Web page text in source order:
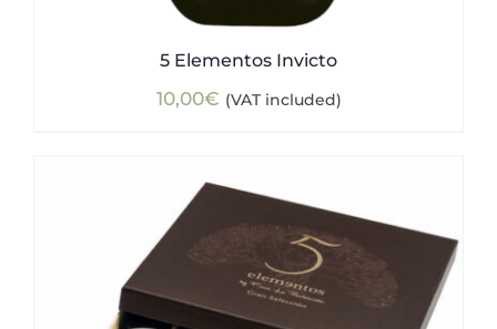
5 Elementos Invicto
10,00€ (VAT included)